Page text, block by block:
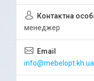
менеджер
info@mebelopt.kh.ua